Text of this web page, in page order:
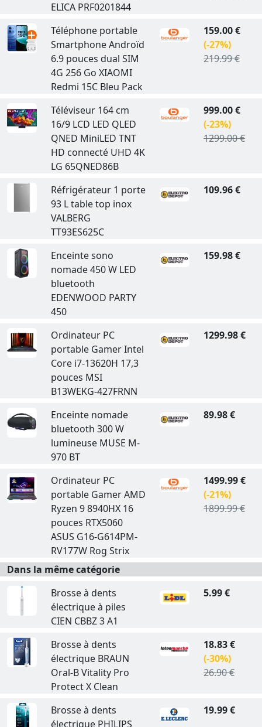
ELICA PRF0201844
Téléphone portable
Smartphone Androïd
6.9 pouces dual SIM
4G 256 Go XIAOMI
Redmi 15C Bleu Pack
159.00 €
(-27%)
219.99 €
Téléviseur 164 cm
16/9 LCD LED QLED
QNED MiniLED TNT
HD connecté UHD 4K
LG 65QNED86B
999.00 €
(-23%)
1299.00 €
Réfrigérateur 1 porte
93 L table top inox
VALBERG
TT93ES625C
109.96 €
Enceinte sono
nomade 450 W LED
bluetooth
EDENWOOD PARTY
450
159.98 €
Ordinateur PC
portable Gamer Intel
Core i7-13620H 17,3
pouces MSI
B13WEKG-427FRNN
1299.98 €
Enceinte nomade
bluetooth 300 W
lumineuse MUSE M-
970 BT
89.98 €
Ordinateur PC
portable Gamer AMD
Ryzen 9 8940HX 16
pouces RTX5060
ASUS G16-G614PM-
RV177W Rog Strix
1499.99 €
(-21%)
1899.99 €
Dans la même catégorie
Brosse à dents
électrique à piles
CIEN CBBZ 3 A1
5.99 €
Brosse à dents
électrique BRAUN
Oral-B Vitality Pro
Protect X Clean
18.83 €
(-30%)
26.90 €
Brosse à dents
électrique PHILIPS
19.99 €